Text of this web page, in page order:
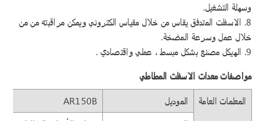
وسهلة التشغيل.
8. الاسفلت المتدفق يقاس من خلال مقياس الكتروني ويمكن مراقبته من من
خلال عمل وسرعة المضخة.
9. الهيكل مصنع بشكل مبسط ، عملي واقتصادي .
مواصفات معدات الاسفلت المطاطي
المعلمات العامة
الموديل
AR150B